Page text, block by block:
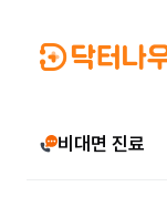
비대면 진료